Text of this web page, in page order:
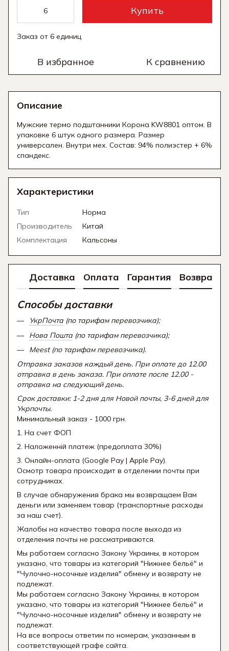
Купить
Заказ от 6 единиц
В избранное К сравнению
Описание
Мужские термо подштанники Корона KW8801 оптом. В
упаковке 6 штук одного размера. Размер
универсален. Внутри мех. Состав: 94% полиэстер + 6%
спандекс.
Характеристики
Тип
Норма
Производитель
Китай
Комплектация
Кальсоны
Доставка Оплата Гарантия Возврат
Способы доставки
УкрПочта (по тарифам перевозчика);
Нова Пошта (по тарифам перевозчика);
Meest (по тарифам перевозчика).
Отправка заказов каждый день. При оплате до 12.00
отправка в день заказа. При оплате после 12.00 -
отправка на следующий день.
Срок доставки: 1-2 дня для Новой почты, 3-6 дней для
Укрпочты.
Минимальный заказ - 1000 грн.
1. На счет ФОП
2. Наложенній платеж (предоплата 30%)
3. Онлайн-оплата (Google Pay | Apple Pay).
Осмотр товара происходит в отделении почты при
сотрудниках.
В случае обнаружения брака мы возвращаем Вам
деньги или заменяем товар (транспортные расходы
за наш счет).
Жалобы на качество товара после выхода из
отделения почты не рассматриваются.
Мы работаем согласно Закону Украины, в котором
указано, что товары из категорий "Нижнее бельё" и
"Чулочно-носочные изделия" обмену и возврату не
подлежат.
Мы работаем согласно Закону Украины, в котором
указано, что товары из категорий "Нижнее бельё" и
"Чулочно-носочные изделия" обмену и возврату не
подлежат.
На все вопросы ответим по номерам, указанным в
соответствующей графе сайта.